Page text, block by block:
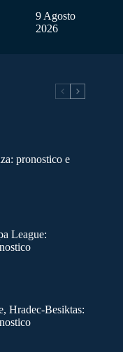
9 Agosto
2026
pronostico e
League:
Hradec-Besiktas: